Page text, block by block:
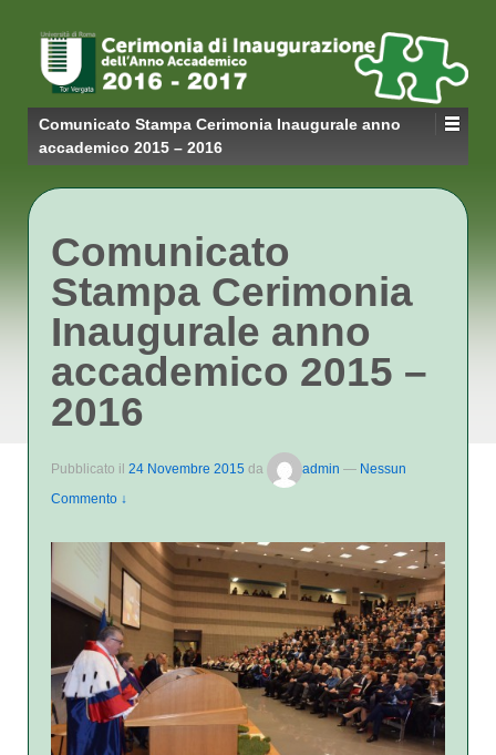
Comunicato Stampa Cerimonia Inaugurale anno
accademico 2015 – 2016
Comunicato
Stampa Cerimonia
Inaugurale anno
accademico 2015 –
2016
Pubblicato il 24 Novembre 2015 da admin — Nessun
Commento ↓